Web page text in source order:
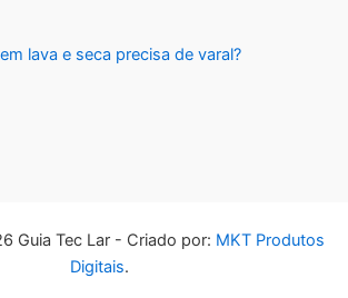
lava e seca precisa de varal?
Guia Tec Lar - Criado por: MKT Produtos
Digitais.